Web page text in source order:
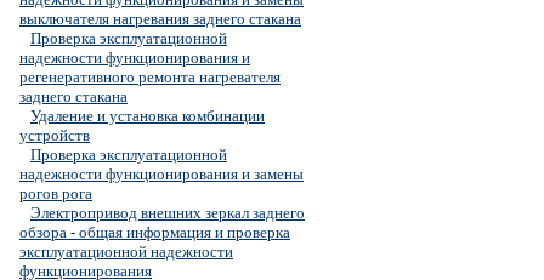
выключателя нагревания заднего стакана
Проверка эксплуатационной
надежности функционирования и
регенеративного ремонта нагревателя
заднего стакана
Удаление и установка комбинации
устройств
Проверка эксплуатационной
надежности функционирования и замены
рогов рога
Электропривод внешних зеркал заднего
обзора - общая информация и проверка
эксплуатационной надежности
функционирования